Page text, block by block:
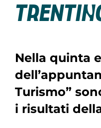
Nella quinta
Turismo”
i risultati